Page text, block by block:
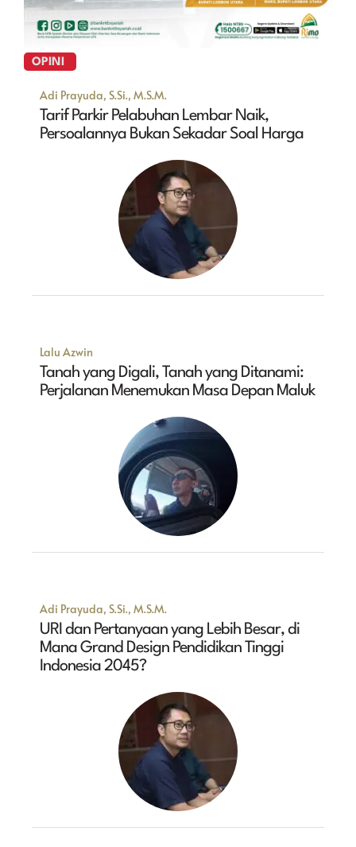
OPINI
Adi Prayuda, S.Si., M.S.M.
Tarif Parkir Pelabuhan Lembar Naik,
Persoalannya Bukan Sekadar Soal Harga
Lalu Azwin
Tanah yang Digali, Tanah yang Ditanami:
Perjalanan Menemukan Masa Depan Maluk
Adi Prayuda, S.Si., M.S.M.
URI dan Pertanyaan yang Lebih Besar, di
Mana Grand Design Pendidikan Tinggi
Indonesia 2045?